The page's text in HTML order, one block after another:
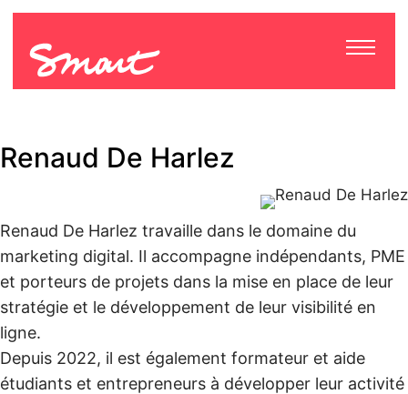
Renaud De Harlez
Renaud De Harlez travaille dans le domaine du
marketing digital. Il accompagne indépendants, PME
et porteurs de projets dans la mise en place de leur
stratégie et le développement de leur visibilité en
ligne.
Depuis 2022, il est également formateur et aide
étudiants et entrepreneurs à développer leur activité